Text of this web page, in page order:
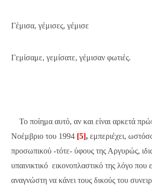
Γέμισα, γέμισες, γέμισε
Γεμίσαμε, γεμίσατε, γέμισαν φωτιές.
Το ποίημα αυτό, αν και είναι αρκετά
Νοέμβριο του 1994 [5],εμπεριέχει,
προσωπικού -τότε- ύφους της Αργυρώς,
υπαινικτικό εικονοπλαστικό της λόγο που
αναγνώστη να κάνει τους δικούς του